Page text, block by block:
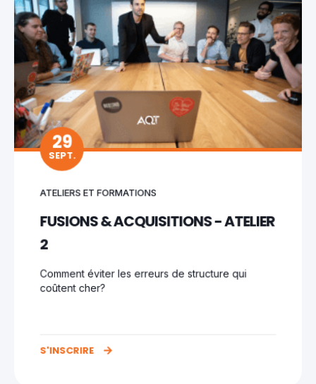
29
SEPT.
ATELIERS ET FORMATIONS
FUSIONS & ACQUISITIONS - ATELIER
2
Comment éviter les erreurs de structure qui
coûtent cher?
S'INSCRIRE